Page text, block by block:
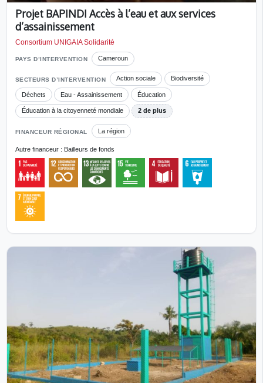
Projet BAPINDI Accès à l’eau et aux services
d’assainissement
Consortium UNIGAIA Solidarité
PAYS D’INTERVENTION Cameroun
SECTEURS D’INTERVENTION Action sociale Biodiversité
Déchets Eau - Assainissement Éducation
Éducation à la citoyenneté mondiale 2 de plus
FINANCEUR RÉGIONAL La région
Autre financeur : Bailleurs de fonds